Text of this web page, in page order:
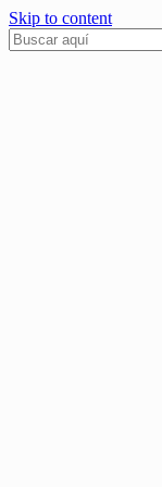
Skip to content